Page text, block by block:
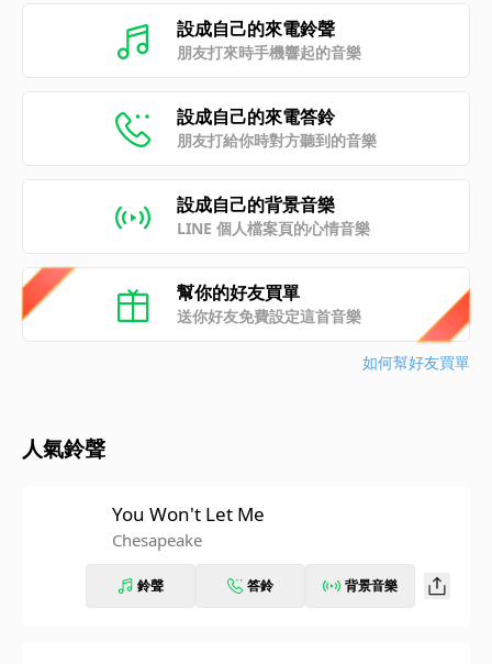
設成自己的來電鈴聲
朋友打來時手機響起的音樂
設成自己的來電答鈴
朋友打給你時對方聽到的音樂
設成自己的背景音樂
LINE 個人檔案頁的心情音樂
幫你的好友買單
送你好友免費設定這首音樂
如何幫好友買單
人氣鈴聲
You Won't Let Me
Chesapeake
鈴聲 答鈴 背景音樂